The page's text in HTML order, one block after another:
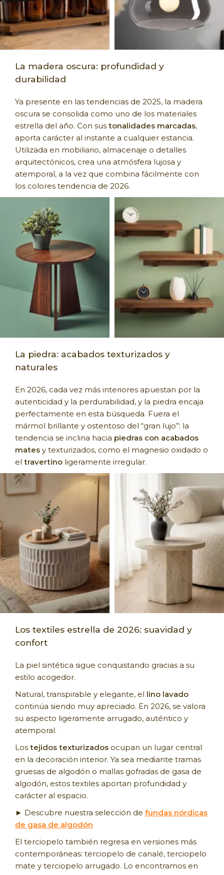
La madera oscura: profundidad y
durabilidad
Ya presente en las tendencias de 2025, la madera
oscura se consolida como uno de los materiales
estrella del año. Con sus tonalidades marcadas,
aporta carácter al instante a cualquier estancia.
Utilizada en mobiliario, almacenaje o detalles
arquitectónicos, crea una atmósfera lujosa y
atemporal, a la vez que combina fácilmente con
los colores tendencia de 2026.
La piedra: acabados texturizados y
naturales
En 2026, cada vez más interiores apuestan por la
autenticidad y la perdurabilidad, y la piedra encaja
perfectamente en esta búsqueda. Fuera el
mármol brillante y ostentoso del “gran lujo”: la
tendencia se inclina hacia piedras con acabados
mates y texturizados, como el magnesio oxidado o
el travertino ligeramente irregular.
Los textiles estrella de 2026: suavidad y
confort
La piel sintética sigue conquistando gracias a su
estilo acogedor.
Natural, transpirable y elegante, el lino lavado
continúa siendo muy apreciado. En 2026, se valora
su aspecto ligeramente arrugado, auténtico y
atemporal.
Los tejidos texturizados ocupan un lugar central
en la decoración interior. Ya sea mediante tramas
gruesas de algodón o mallas gofradas de gasa de
algodón, estos textiles aportan profundidad y
carácter al espacio.
► Descubre nuestra selección de fundas nórdicas
de gasa de algodón
El terciopelo también regresa en versiones más
contemporáneas: terciopelo de canalé, terciopelo
mate y terciopelo arrugado. Lo encontramos en